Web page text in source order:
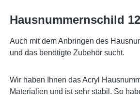
Hausnummernschild
Auch mit dem Anbringen des
und das benötigte Zubehör sucht.
Wir haben Ihnen das Acryl
Materialien und ist sehr stabil. So